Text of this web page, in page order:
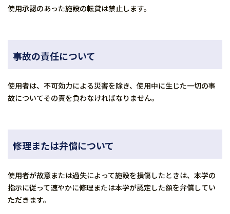
使用承認のあった施設の転貸は禁止します。
事故の責任について
使用者は、不可効力による災害を除き、使用中に生じた一切の事
故についてその責を負わなければなりません。
修理または弁償について
使用者が故意または過失によって施設を損傷したときは、本学の
指示に従って速やかに修理または本学が認定した額を弁償してい
ただきます。